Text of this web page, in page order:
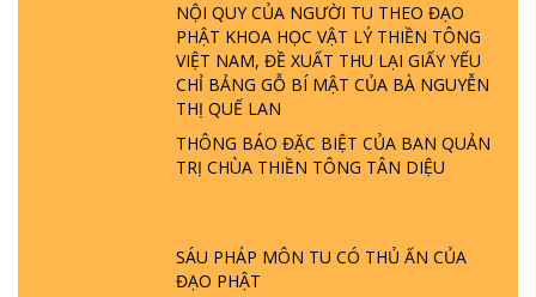
NỘI QUY CỦA NGƯỜI TU THEO ĐẠO
PHẬT KHOA HỌC VẬT LÝ THIỀN TÔNG
VIỆT NAM, ĐỀ XUẤT THU LẠI GIẤY YẾU
CHỈ BẢNG GỖ BÍ MẬT CỦA BÀ NGUYỄN
THỊ QUẾ LAN
THÔNG BÁO ĐẶC BIỆT CỦA BAN QUẢN
TRỊ CHÙA THIỀN TÔNG TÂN DIỆU
SÁU PHÁP MÔN TU CÓ THỦ ẤN CỦA
ĐẠO PHẬT
GIẢI ĐÁP THIỀN TÔNG ĐẶC BIỆT P22 - TẠI
SAO TRÁI ĐẤT NHIỀU THIÊN TAI - LŨ LỤT
- HỎA HOẠN | TTTD
GIẢI ĐÁP THIỀN TÔNG ĐẶC BIỆT P21 - TẠI
SAO ĐỨC PHẬT BƯỚC ĐI 7 BƯỚC TRÊN
HOA SEN ? | TTTD
GIẢI ĐÁP VỀ LỄ TIỄN THIỀN TÔNG SƯ
NGỌC LÂM VỀ PHẬT GIỚI